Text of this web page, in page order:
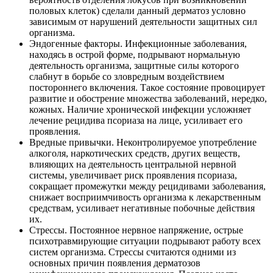
половых клеток) сделали данный дерматоз условно
зависимым от нарушений деятельности защитных сил
организма.
Эндогенные факторы. Инфекционные заболевания,
находясь в острой форме, подрывают нормальную
деятельность организма, защитные силы которого
слабнут в борьбе со зловредным воздействием
постороннего включения. Такое состояние провоцирует
развитие и обострение множества заболеваний, нередко,
кожных. Наличие хронической инфекции усложняет
лечение рецидива псориаза на лице, усиливает его
проявления.
Вредные привычки. Неконтролируемое употребление
алкоголя, наркотических средств, других веществ,
влияющих на деятельность центральной нервной
системы, увеличивает риск проявления псориаза,
сокращает промежутки между рецидивами заболевания,
снижает восприимчивость организма к лекарственным
средствам, усиливает негативные побочные действия
их.
Стрессы. Постоянное нервное напряжение, острые
психотравмирующие ситуации подрывают работу всех
систем организма. Стрессы считаются одними из
основных причин появления дерматозов